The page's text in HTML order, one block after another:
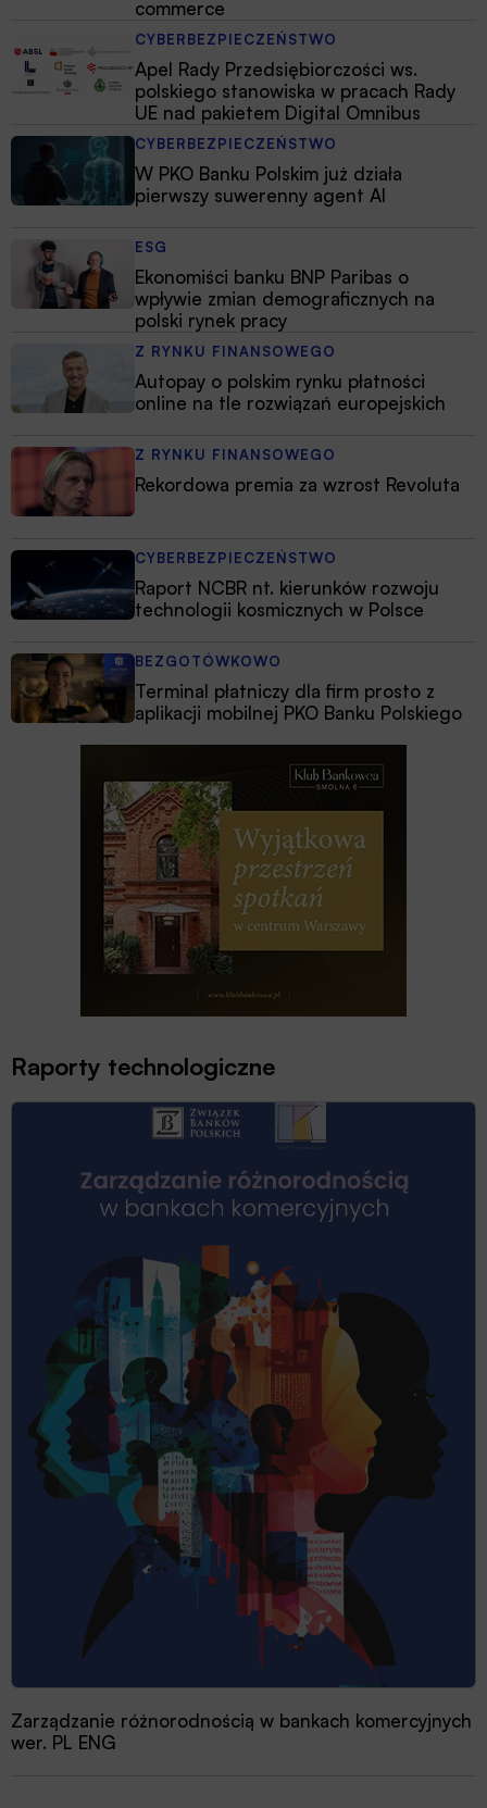
commerce
CYBERBEZPIECZEŃSTWO
Apel Rady Przedsiębiorczości ws.
polskiego stanowiska w pracach Rady
UE nad pakietem Digital Omnibus
CYBERBEZPIECZEŃSTWO
W PKO Banku Polskim już działa
pierwszy suwerenny agent AI
ESG
Ekonomiści banku BNP Paribas o
wpływie zmian demograficznych na
polski rynek pracy
Z RYNKU FINANSOWEGO
Autopay o polskim rynku płatności
online na tle rozwiązań europejskich
Z RYNKU FINANSOWEGO
Rekordowa premia za wzrost Revoluta
CYBERBEZPIECZEŃSTWO
Raport NCBR nt. kierunków rozwoju
technologii kosmicznych w Polsce
BEZGOTÓWKOWO
Terminal płatniczy dla firm prosto z
aplikacji mobilnej PKO Banku Polskiego
Raporty technologiczne
Zarządzanie różnorodnością w bankach komercyjnych
wer. PL ENG